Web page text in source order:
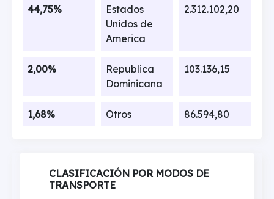
44,75%
Estados
Unidos de
America
2.312.102,20
2,00%
Republica
Dominicana
103.136,15
1,68% Otros 86.594,80
CLASIFICACIÓN POR MODOS DE
TRANSPORTE